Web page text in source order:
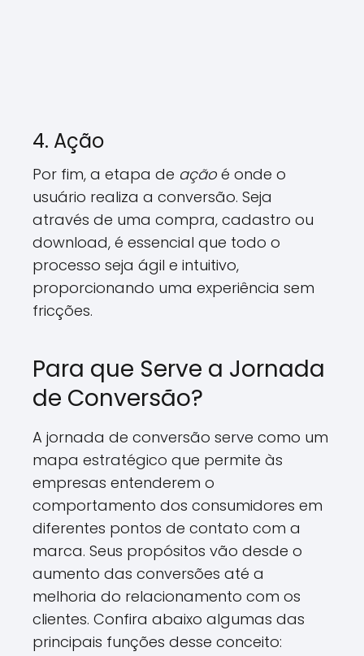
4. Ação
Por fim, a etapa de ação é onde o
usuário realiza a conversão. Seja
através de uma compra, cadastro ou
download, é essencial que todo o
processo seja ágil e intuitivo,
proporcionando uma experiência sem
fricções.
Para que Serve a Jornada
de Conversão?
A jornada de conversão serve como um
mapa estratégico que permite às
empresas entenderem o
comportamento dos consumidores em
diferentes pontos de contato com a
marca. Seus propósitos vão desde o
aumento das conversões até a
melhoria do relacionamento com os
clientes. Confira abaixo algumas das
principais funções desse conceito: